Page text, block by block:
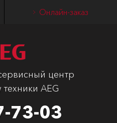
Онлайн-заказ
центр
AEG
73-03